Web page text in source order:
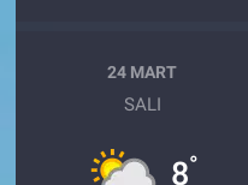
24 MART
SALI
8°